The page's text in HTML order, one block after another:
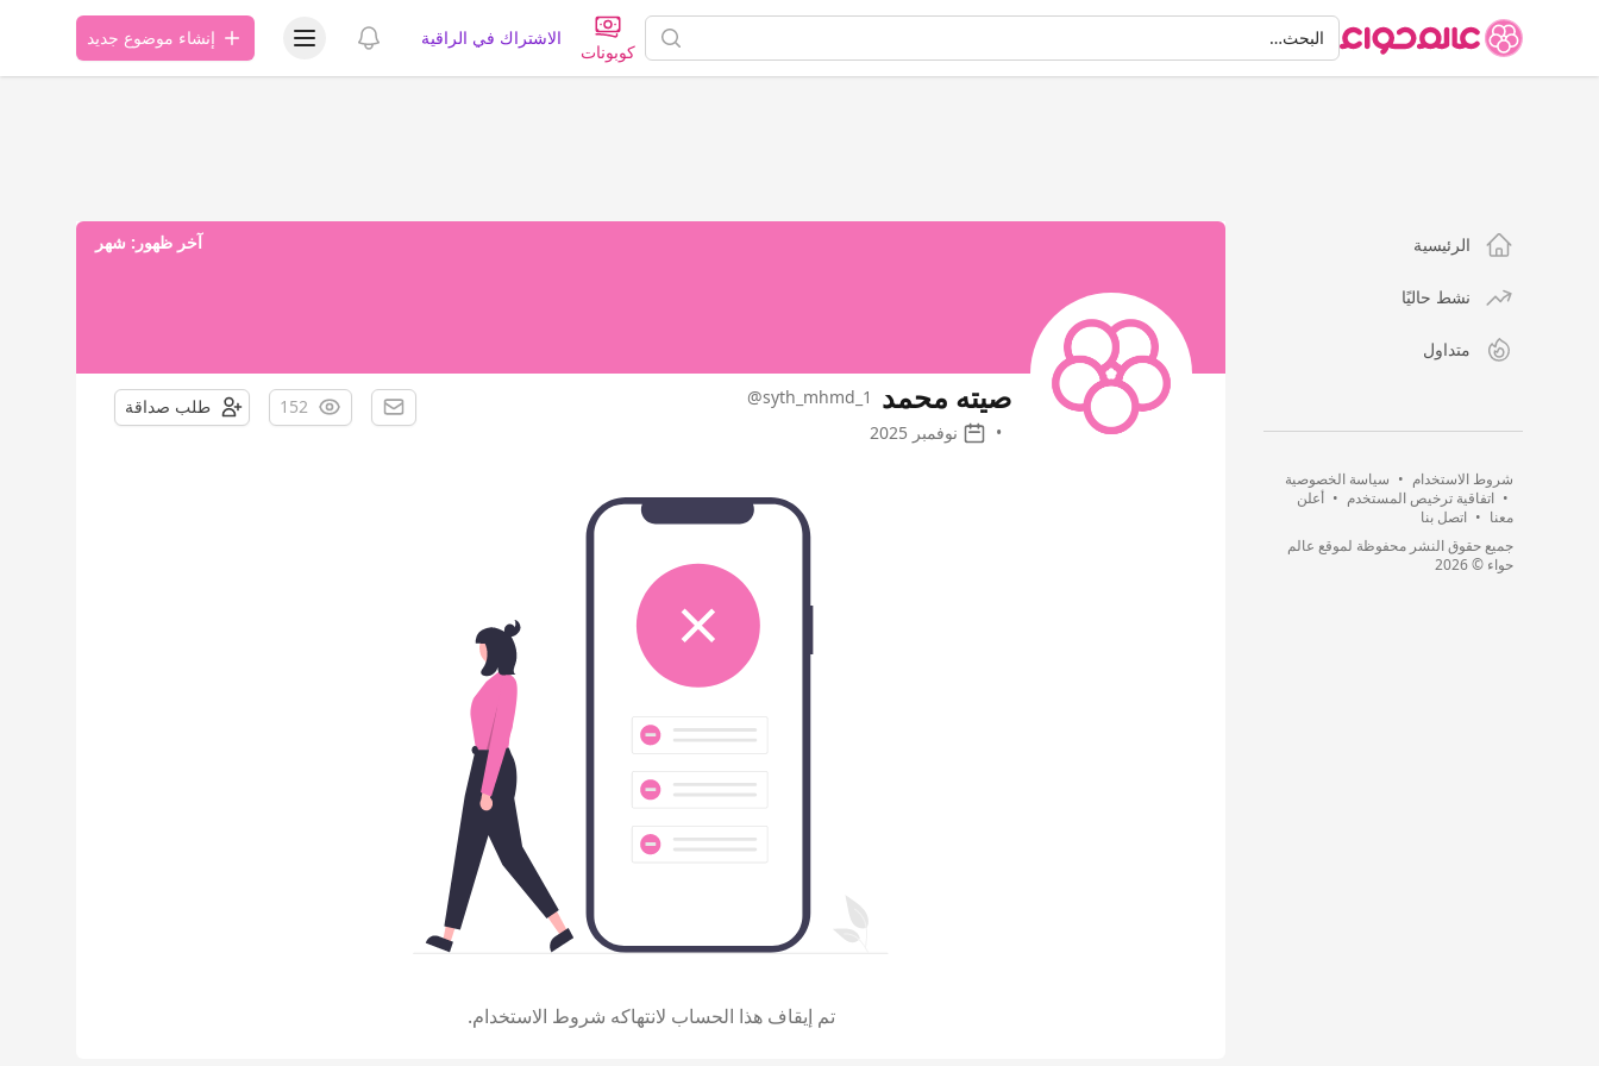
البحثالبحث…
كوبونات
الاشتراك في الراقية عرض الإشعاراتعرض قائمة المستخدمإنشاء موضوع جديد
الرئيسية
نشط حاليًا
متداول
شروط الاستخدام • سياسة الخصوصية
• اتفاقية ترخيص المستخدم • أعلن
معنا • اتصل بنا
جميع حقوق النشر محفوظة لموقع عالم
حواء © 2026
آخر ظهور: شهر
صيته محمد
@syth_mhmd_1
•
نوفمبر 2025
152 طلب صداقة
تم إيقاف هذا الحساب لانتهاكه شروط الاستخدام.